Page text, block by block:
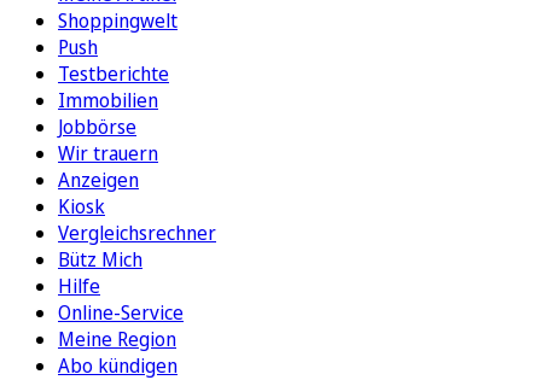
Shoppingwelt
Push
Testberichte
Immobilien
Jobbörse
Wir trauern
Anzeigen
Kiosk
Vergleichsrechner
Bütz Mich
Hilfe
Online-Service
Meine Region
Abo kündigen